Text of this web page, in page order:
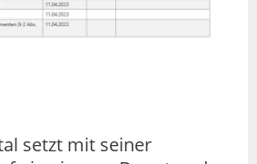
setzt mit seiner